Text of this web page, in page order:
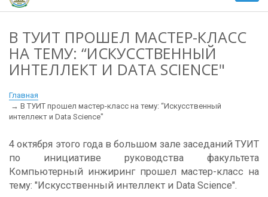
В ТУИТ ПРОШЕЛ МАСТЕР-КЛАСС
НА ТЕМУ: “ИСКУССТВЕННЫЙ
ИНТЕЛЛЕКТ И DATA SCIENCE"
Главная
В ТУИТ прошел мастер-класс на тему: “Искусственный
интеллект и Data Science"
4 октября этого года в большом зале заседаний ТУИТ
по инициативе руководства факультета
Компьютерный инжиринг прошел мастер-класс на
тему: "Искусственный интеллект и Data Science".